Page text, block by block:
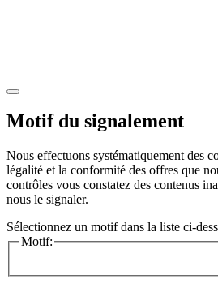
Motif du signalement
Nous effectuons systématiquement des
légalité et la conformité des offres que
contrôles vous constatez des contenus
nous le signaler.
Sélectionnez un motif dans la liste ci-
Motif: